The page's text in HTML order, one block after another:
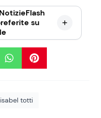
su
isabel totti